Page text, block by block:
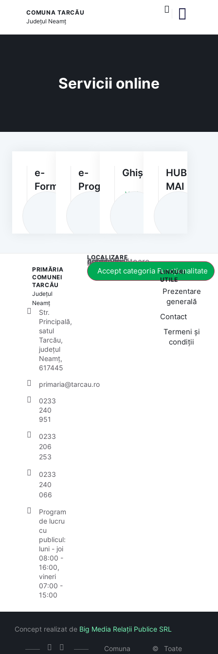
COMUNA TARCĂU
Județul Neamț
Servicii online
e-
Formulare
e-
Programări
Ghișeul.ro
Vezi
HUB
MAI
PRIMĂRIA
COMUNEI
TARCĂU
Județul
Neamț
Str.
Principală,
satul
Tarcău,
județul
Neamț,
617445
primaria@tarcau.ro
0233
240
951
0233
206
253
0233
240
066
Program
de lucru
cu
publicul:
luni - joi
08:00 -
16:00,
vineri
07:00 -
15:00
LOCALIZARE
Acest conținut este blocat până când acceptați categoria corespunzătoare de cookie-uri.
Accept categoria Funcționalitate
LINKURI
UTILE
Prezentare
generală
Contact
Termeni și
condiții
Comuna
©
Toate
Concept realizat de Big Media Relații Publice SRL